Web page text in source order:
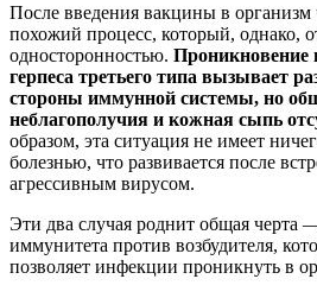
После введения вакцины в организм
похожий процесс, который, однако,
односторонностью. Проникновение
герпеса третьего типа вызывает
стороны иммунной системы, но
неблагополучия и кожная сыпь
образом, эта ситуация не имеет
болезнью, что развивается после
агрессивным вирусом.
Эти два случая роднит общая черта
иммунитета против возбудителя,
позволяет инфекции проникнуть в